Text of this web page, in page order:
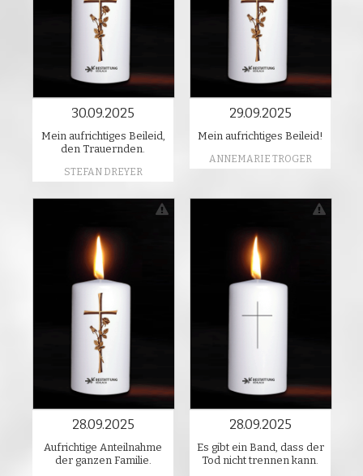
30.09.2025
Mein aufrichtiges Beileid,
den Trauernden.
STEFAN DREYER
29.09.2025
Mein aufrichtiges Beileid!
ANNEMARIE TROGER
28.09.2025
Aufrichtige Anteilnahme
der ganzen Familie.
28.09.2025
Es gibt ein Band, dass der
Tod nicht trennen kann.